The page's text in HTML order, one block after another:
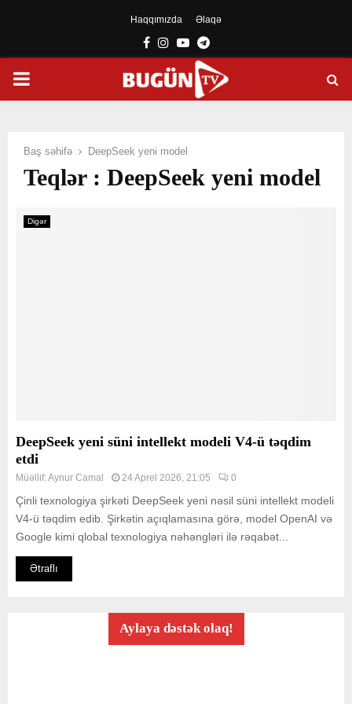
Haqqımızda Əlaqə
Facebook
Instagram
YoutubeTelegram
PRIMARY
Baş səhifə DeepSeek yeni model
Teqlər : DeepSeek yeni model
Digər
DeepSeek yeni süni intellekt modeli V4-ü təqdim
etdi
Müəllif:Aynur Camal 24 Aprel 2026, 21:05 0
Çinli texnologiya şirkəti DeepSeek yeni nəsil süni intellekt modeli
V4-ü təqdim edib. Şirkətin açıqlamasına görə, model OpenAI və
Google kimi qlobal texnologiya nəhəngləri ilə rəqabət...
Ətraflı
Aylaya dəstək olaq!